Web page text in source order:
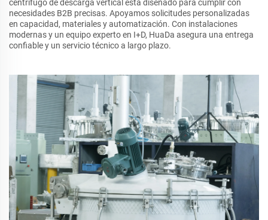
centrífugo de descarga vertical está diseñado para cumplir con
necesidades B2B precisas. Apoyamos solicitudes personalizadas
en capacidad, materiales y automatización. Con instalaciones
modernas y un equipo experto en I+D, HuaDa asegura una entrega
confiable y un servicio técnico a largo plazo.